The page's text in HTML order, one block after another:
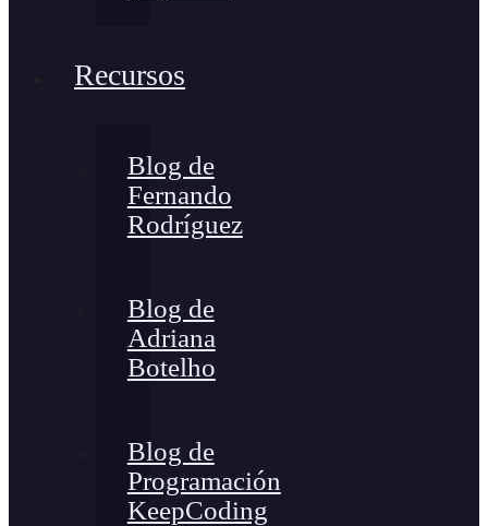
Recursos
Blog de
Fernando
Rodríguez
Blog de
Adriana
Botelho
Blog de
Programación
KeepCoding